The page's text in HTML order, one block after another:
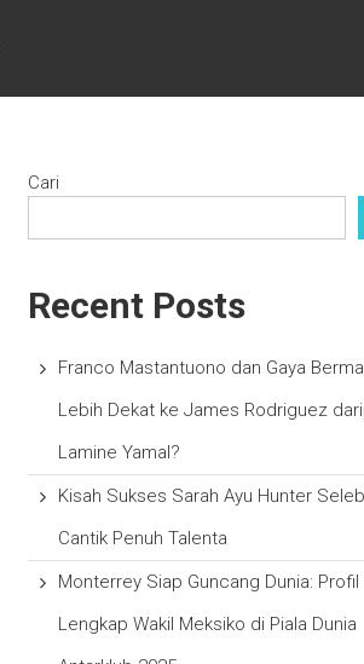
Cari
Recent Posts
Franco Mastantuono dan Gaya
Lebih Dekat ke James Rodriguez
Lamine Yamal?
Kisah Sukses Sarah Ayu Hunter
Cantik Penuh Talenta
Monterrey Siap Guncang Dunia: Profil
Lengkap Wakil Meksiko di Piala Dunia